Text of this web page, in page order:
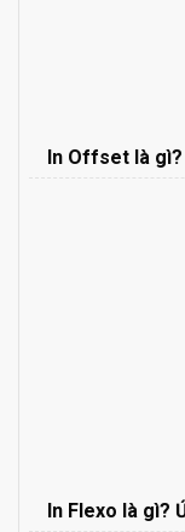
In Offset là
In Flexo là gì?